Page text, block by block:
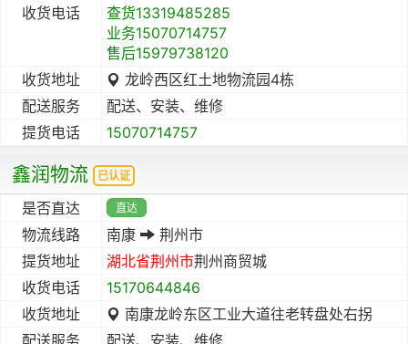
收货电话
查货13319485285
业务15070714757
售后15979738120
收货地址
龙岭西区红土地物流园4栋
配送服务
配送、安装、维修
提货电话
15070714757
鑫润物流 已认证
是否直达 直达
物流线路 南康
荆州市
提货地址
湖北省荆州市荆州商贸城
收货电话
15170644846
收货地址
南康龙岭东区工业大道往老转盘处右拐
配送服务
配送、安装、维修